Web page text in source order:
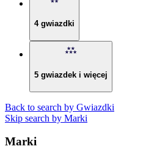
4 gwiazdki
5 gwiazdek i więcej
Back to search by Gwiazdki
Skip search by Marki
Marki